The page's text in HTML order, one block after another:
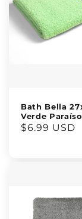
Bath Bella
Verde Paraíso
Precio
$6.99 USD